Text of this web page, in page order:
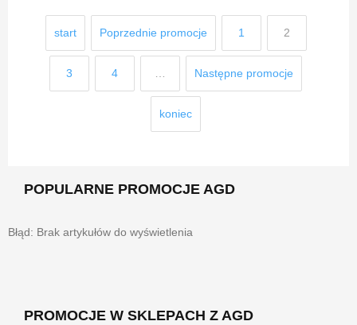
start Poprzednie promocje 1 2
3 4 Następne promocje
koniec
POPULARNE PROMOCJE AGD
Błąd: Brak artykułów do wyświetlenia
PROMOCJE W SKLEPACH Z AGD